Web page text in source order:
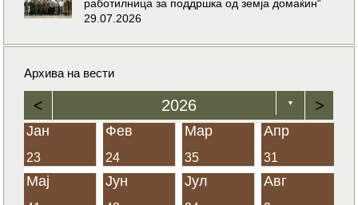
работилница за поддршка од земја домаќин“
29.07.2026
Архива на вести
< 2026 ▼ >
Јан
23
Фев
24
Мар
35
Апр
31
Мај Јун Јул Авг